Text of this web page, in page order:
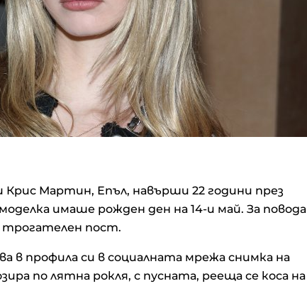
Мартин, Епъл, навърши 22 години през
имаше рожден ден на 14-и май. За повода
трогателен пост.
в профила си в социалната мрежа снимка на
по лятна рокля, с пусната, рееща се коса на